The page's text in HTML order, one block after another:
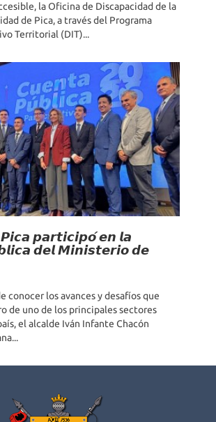
la Oficina de Discapacidad de la
de Pica, a través del Programa
Territorial (DIT)...
𝙥𝙖𝙧𝙩𝙞𝙘𝙞𝙥𝙤́ 𝙚𝙣 𝙡𝙖
𝙙𝙚𝙡 𝙈𝙞𝙣𝙞𝙨𝙩𝙚𝙧𝙞𝙤 𝙙𝙚
conocer los avances y desafíos que
de uno de los principales sectores
el alcalde Iván Infante Chacón